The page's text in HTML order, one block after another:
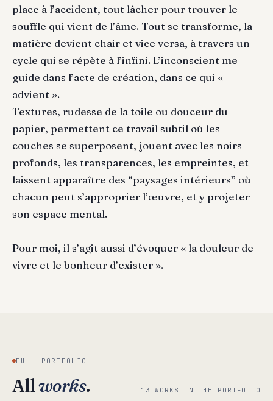
place à l’accident, tout lâcher pour trouver le
souffle qui vient de l’âme. Tout se transforme, la
matière devient chair et vice versa, à travers un
cycle qui se répète à l’infini. L’inconscient me
guide dans l’acte de création, dans ce qui «
advient ».
Textures, rudesse de la toile ou douceur du
papier, permettent ce travail subtil où les
couches se superposent, jouent avec les noirs
profonds, les transparences, les empreintes, et
laissent apparaître des “paysages intérieurs” où
chacun peut s’approprier l’œuvre, et y projeter
son espace mental.
Pour moi, il s’agit aussi d’évoquer « la douleur de
vivre et le bonheur d’exister ».
FULL PORTFOLIO
Allworks. 13 WORKS IN THE PORTFOLIO